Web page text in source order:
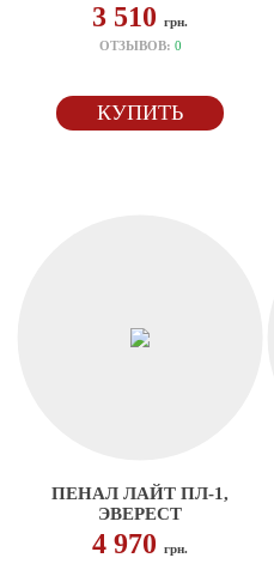
3 510грн.
ОТЗЫВОВ: 0
КУПИТЬ
ПЕНАЛ ЛАЙТ ПЛ-1,
ЭВЕРЕСТ
4 970грн.